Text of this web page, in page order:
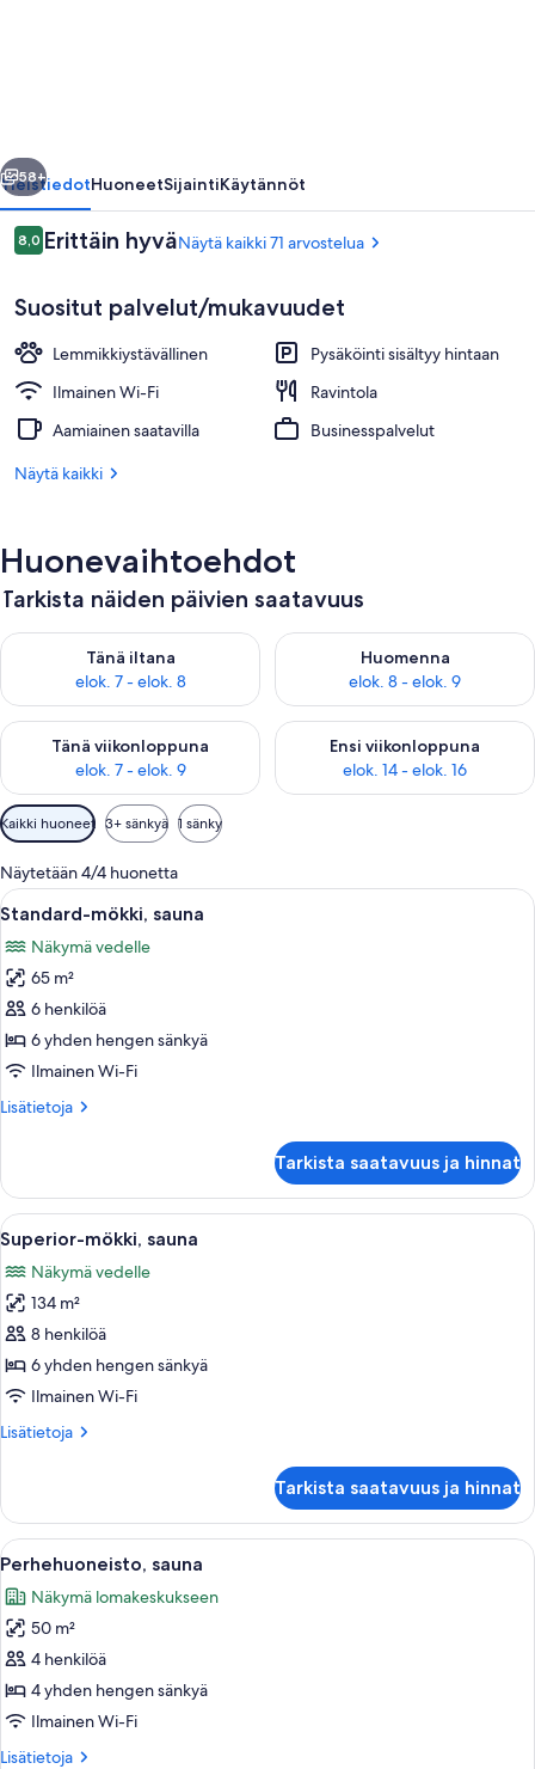
Ulkopuoli
Seuraava
58+
YleistiedotHuoneetSijaintiKäytännöt
Arvostelut
8,08,0 kautta 10.
Erittäin hyväNäytä kaikki 71 arvostelua
Suositut palvelut/mukavuudet
Lemmikkiystävällinen
Pysäköinti sisältyy hintaan
Ilmainen Wi-Fi
Ravintola
Aamiainen saatavilla
Businesspalvelut
Näytä kaikki
Huonevaihtoehdot
Tarkista näiden päivien saatavuus
Tänä iltana
elok. 7 - elok. 8
Tarkista tämän illan saatavuus elok. 7 - elok. 8
Huomenna
elok. 8 - elok. 9
Tarkista huomisen saatavuus
Tänä viikonloppuna
elok. 7 - elok. 9
Tarkista tämän viikonlopun saatavuus elok. 7 - elok. 9
Ensi viikonloppuna
elok. 14 - elok. 16
Tarkista ensi viikonlopun
Huoneille
saatavilla
olevia
suodattimia
Kaikki huoneet 3+ sänkyä 1 sänky
Näytetään 4/4 huonetta
Avaa
kaikki
huonetyypin
Standard-
mökki,
sauna
kuvat
Tunnelmallinen mökin sisustus,
1
Standard-mökki, sauna
Näkymä vedelle
65 m²
6 henkilöä
6 yhden hengen sänkyä
Ilmainen Wi-Fi
Lisätietoja
Lisätietoja
sauna
Tarkista saatavuus ja hinnat
Avaa
kaikki
huonetyypin
Superior-
mökki,
sauna
kuvat
Pieni, käytännöllinen keittiö, jonka
1
Superior-mökki, sauna
Näkymä vedelle
134 m²
8 henkilöä
6 yhden hengen sänkyä
Ilmainen Wi-Fi
Lisätietoja
Lisätietoja
sauna
Tarkista saatavuus ja hinnat
Avaa
kaikki
huonetyypin
Perhehuoneisto,
sauna
kuvat
Tunnelmallinen mökkihuone, jossa
1
Perhehuoneisto, sauna
Näkymä lomakeskukseen
50 m²
4 henkilöä
4 yhden hengen sänkyä
Ilmainen Wi-Fi
Lisätietoja
Lisätietoja